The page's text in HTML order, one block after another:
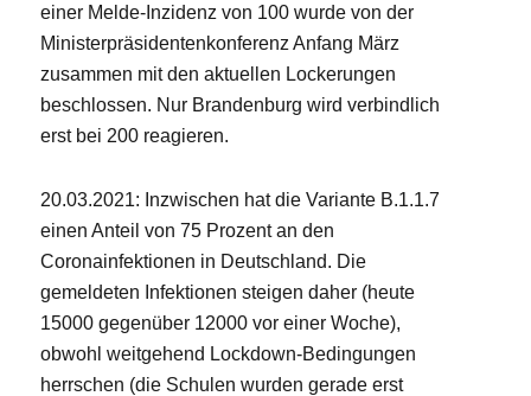
einer Melde-Inzidenz von 100 wurde von der
Ministerpräsidentenkonferenz Anfang März
zusammen mit den aktuellen Lockerungen
beschlossen. Nur Brandenburg wird verbindlich
erst bei 200 reagieren.
20.03.2021: Inzwischen hat die Variante B.1.1.7
einen Anteil von 75 Prozent an den
Coronainfektionen in Deutschland. Die
gemeldeten Infektionen steigen daher (heute
15000 gegenüber 12000 vor einer Woche),
obwohl weitgehend Lockdown-Bedingungen
herrschen (die Schulen wurden gerade erst